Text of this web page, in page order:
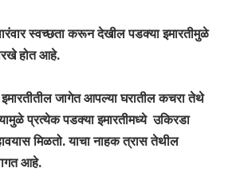
स्वच्छता करून देखील पडक्या इमारतीमुळे
होत आहे.
जागेत आपल्या घरातील कचरा तेथे
प्रत्येक पडक्या इमारतीमध्ये उकिरडा
मिळतो. याचा नाहक त्रास तेथील
आहे.